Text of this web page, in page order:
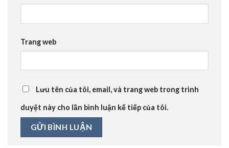
Trang web
Lưu tên của tôi, email, và trang web trong trình
duyệt này cho lần bình luận kế tiếp của tôi.